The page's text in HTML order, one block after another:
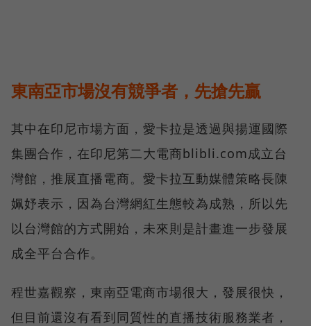
東南亞市場沒有競爭者，先搶先贏
其中在印尼市場方面，愛卡拉是透過與揚運國際
集團合作，在印尼第二大電商blibli.com成立台
灣館，推展直播電商。愛卡拉互動媒體策略長陳
姵妤表示，因為台灣網紅生態較為成熟，所以先
以台灣館的方式開始，未來則是計畫進一步發展
成全平台合作。
程世嘉觀察，東南亞電商市場很大，發展很快，
但目前還沒有看到同質性的直播技術服務業者，